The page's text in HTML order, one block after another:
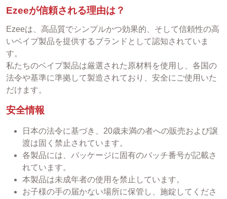
Ezeeが信頼される理由は？
Ezeeは、高品質でシンプルかつ効果的、そして信頼性の高
いベイプ製品を提供するブランドとして認知されていま
す。
私たちのベイプ製品は厳選された原材料を使用し、各国の
法令や基準に準拠して製造されており、安全にご使用いた
だけます。
安全情報
日本の法令に基づき、20歳未満の者への販売および譲
渡は固く禁止されています。
各製品には、パッケージに固有のバッチ番号が記載さ
れています。
本製品は未成年者の使用を禁止しています。
お子様の手の届かない場所に保管し、施錠してくださ